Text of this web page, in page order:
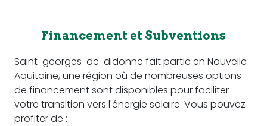
Financement et Subventions
Saint-georges-de-didonne fait partie en Nouvelle-
Aquitaine, une région où de nombreuses options
de financement sont disponibles pour faciliter
votre transition vers l'énergie solaire. Vous pouvez
profiter de :